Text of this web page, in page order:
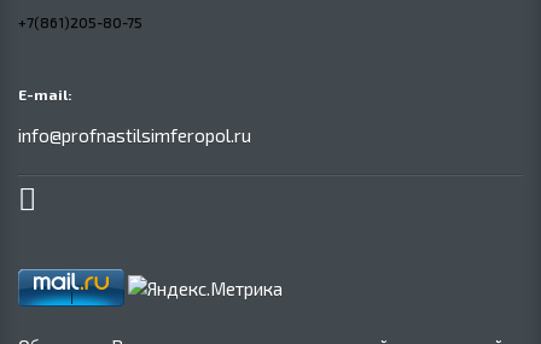
+7(861)205-80-75
E-mail:
info@profnastilsimferopol.ru